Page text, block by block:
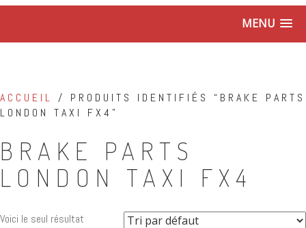
MENU
ACCUEIL / PRODUITS IDENTIFIÉS “BRAKE PARTS
LONDON TAXI FX4”
BRAKE PARTS
LONDON TAXI FX4
Voici le seul résultat